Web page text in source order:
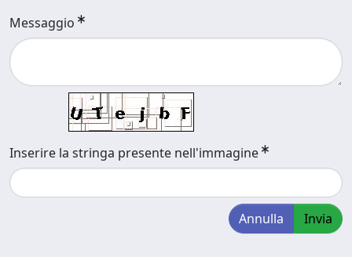
Messaggio
Inserire la stringa presente nell'immagine
Annulla Invia